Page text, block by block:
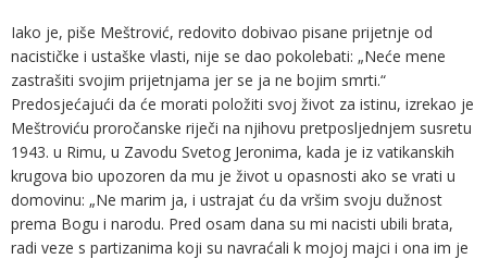
Iako je, piše Meštrović, redovito dobivao pisane prijetnje od
nacističke i ustaške vlasti, nije se dao pokolebati: „Neće mene
zastrašiti svojim prijetnjama jer se ja ne bojim smrti.“
Predosjećajući da će morati položiti svoj život za istinu, izrekao je
Meštroviću proročanske riječi na njihovu pretposljednjem susretu
1943. u Rimu, u Zavodu Svetog Jeronima, kada je iz vatikanskih
krugova bio upozoren da mu je život u opasnosti ako se vrati u
domovinu: „Ne marim ja, i ustrajat ću da vršim svoju dužnost
prema Bogu i narodu. Pred osam dana su mi nacisti ubili brata,
radi veze s partizanima koji su navraćali k mojoj majci i ona im je